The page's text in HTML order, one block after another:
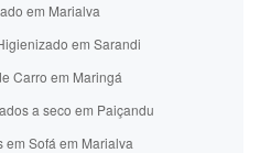
em Marialva
em Sarandi
Carro em Maringá
a seco em Paiçandu
em Sofá em Marialva